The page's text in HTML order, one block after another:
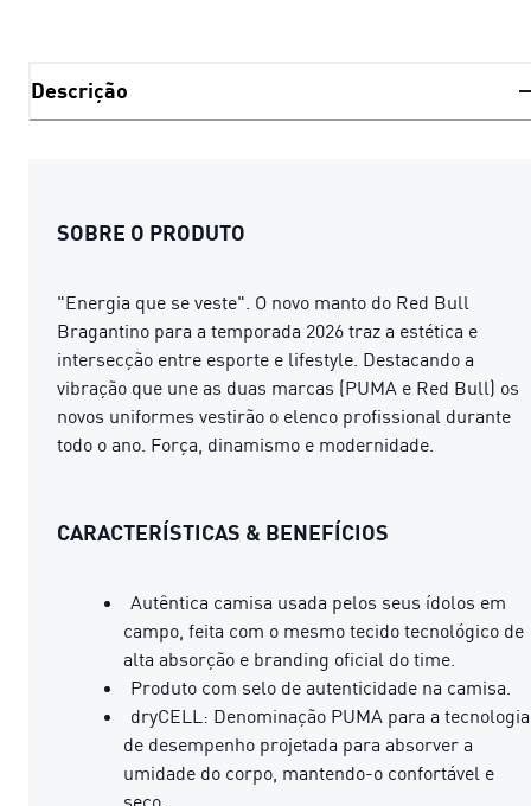
Descrição
SOBRE O PRODUTO
"Energia que se veste". O novo manto do Red Bull
Bragantino para a temporada 2026 traz a estética e
intersecção entre esporte e lifestyle. Destacando a
vibração que une as duas marcas (PUMA e Red Bull) os
novos uniformes vestirão o elenco profissional durante
todo o ano. Força, dinamismo e modernidade.
CARACTERÍSTICAS & BENEFÍCIOS
Autêntica camisa usada pelos seus ídolos em
campo, feita com o mesmo tecido tecnológico de
alta absorção e branding oficial do time.
Produto com selo de autenticidade na camisa.
dryCELL: Denominação PUMA para a tecnologia
de desempenho projetada para absorver a
umidade do corpo, mantendo-o confortável e
seco.